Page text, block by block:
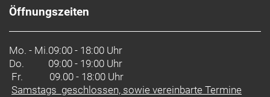
Shimano RT26, 6-Loch-Scheibenaufnahme,
180 mm
Vorne/Hinten: 180 mm
Gabel: Aluminium, gerade/konische Holme
Schaltwerk hinten: Shimano Deore M5120, langer
Öffnungszeiten
Mo. - Mi.09:00 - 18:00 Uhr
Do.
09:00 - 19:00 Uhr
Fr. 09.00 - 18:00 Uhr
Samstags geschlossen, sowie vereinbarte Termine